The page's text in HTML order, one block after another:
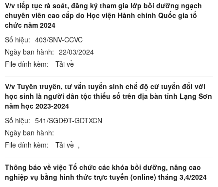
V/v tiếp tục rà soát, đăng ký tham gia lớp bồi dưỡng ngạch
chuyên viên cao cấp do Học viện Hành chính Quốc gia tổ
chức năm 2024
Số hiệu: 403/SNV-CCVC
Ngày ban hành: 22/03/2024
File đính kèm:
Tải về
V/v Tuyên truyền, tư vấn tuyển sinh chế độ cử tuyển đối với
học sinh là người dân tộc thiểu số trên địa bàn tỉnh Lạng Sơn
năm học 2023-2024
Số hiệu: 541/SGDĐT-GDTXCN
Ngày ban hành:
File đính kèm:
Tải về ,
Thông báo về việc Tổ chức các khóa bồi dưỡng, nâng cao
nghiệp vụ bằng hình thức trực tuyến (online) tháng 3,4/2024